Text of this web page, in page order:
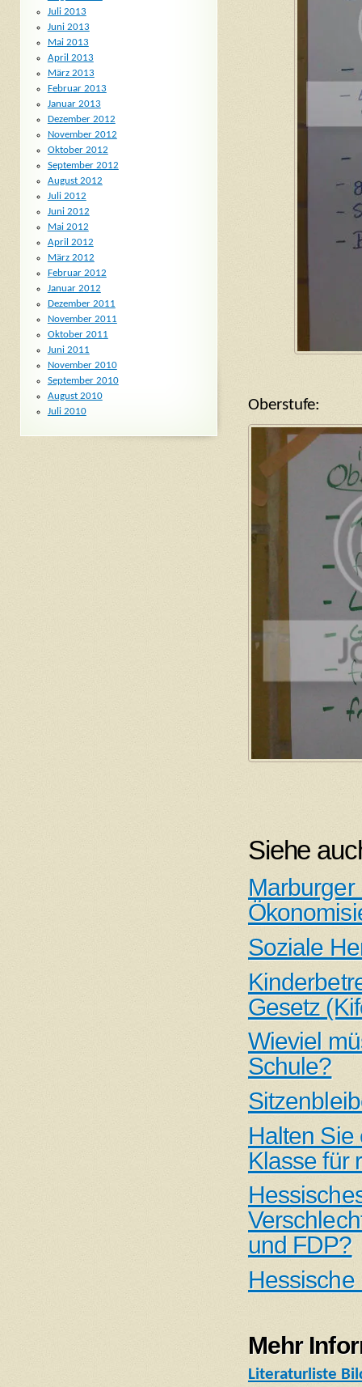
Oberstufe:
Siehe
Marburger
Soziale
Gesetz
Wieviel
Schule?
Halten Sie
Klasse für
und FDP?
Mehr
Literaturliste
Juli 2013
Juni 2013
Mai 2013
April 2013
März 2013
Februar 2013
Januar 2013
Dezember 2012
November 2012
Oktober 2012
September 2012
August 2012
Juli 2012
Juni 2012
Mai 2012
April 2012
März 2012
Februar 2012
Januar 2012
Dezember 2011
November 2011
Oktober 2011
Juni 2011
November 2010
September 2010
August 2010
Juli 2010